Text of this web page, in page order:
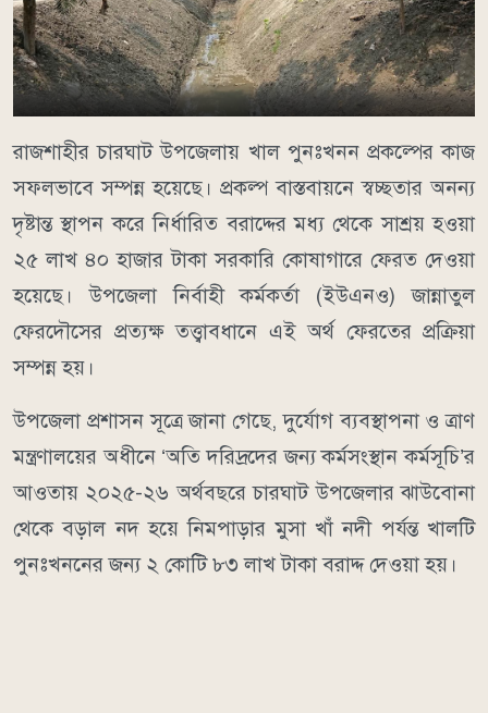
রাজশাহীর চারঘাট উপজেলায় খাল পুনঃখনন প্রকল্পের কাজ
সফলভাবে সম্পন্ন হয়েছে। প্রকল্প বাস্তবায়নে স্বচ্ছতার অনন্য
দৃষ্টান্ত স্থাপন করে নির্ধারিত বরাদ্দের মধ্য থেকে সাশ্রয় হওয়া
২৫ লাখ ৪০ হাজার টাকা সরকারি কোষাগারে ফেরত দেওয়া
হয়েছে। উপজেলা নির্বাহী কর্মকর্তা (ইউএনও) জান্নাতুল
ফেরদৌসের প্রত্যক্ষ তত্ত্বাবধানে এই অর্থ ফেরতের প্রক্রিয়া
সম্পন্ন হয়।
উপজেলা প্রশাসন সূত্রে জানা গেছে, দুর্যোগ ব্যবস্থাপনা ও ত্রাণ
মন্ত্রণালয়ের অধীনে ‘অতি দরিদ্রদের জন্য কর্মসংস্থান কর্মসূচি’র
আওতায় ২০২৫-২৬ অর্থবছরে চারঘাট উপজেলার ঝাউবোনা
থেকে বড়াল নদ হয়ে নিমপাড়ার মুসা খাঁ নদী পর্যন্ত খালটি
পুনঃখননের জন্য ২ কোটি ৮৩ লাখ টাকা বরাদ্দ দেওয়া হয়।